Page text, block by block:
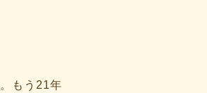
もう21年